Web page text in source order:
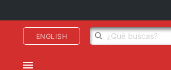
ENGLISH